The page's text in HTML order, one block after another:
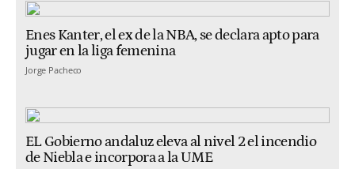
Enes Kanter, el ex de la NBA, se declara apto para
jugar en la liga femenina
Jorge Pacheco
EL Gobierno andaluz eleva al nivel 2 el incendio
de Niebla e incorpora a la UME